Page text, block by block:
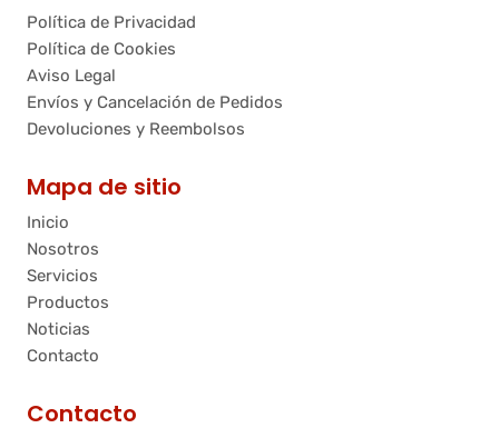
Política de Privacidad
Política de Cookies
Aviso Legal
Envíos y Cancelación de Pedidos
Devoluciones y Reembolsos
Mapa de sitio
Inicio
Nosotros
Servicios
Productos
Noticias
Contacto
Contacto